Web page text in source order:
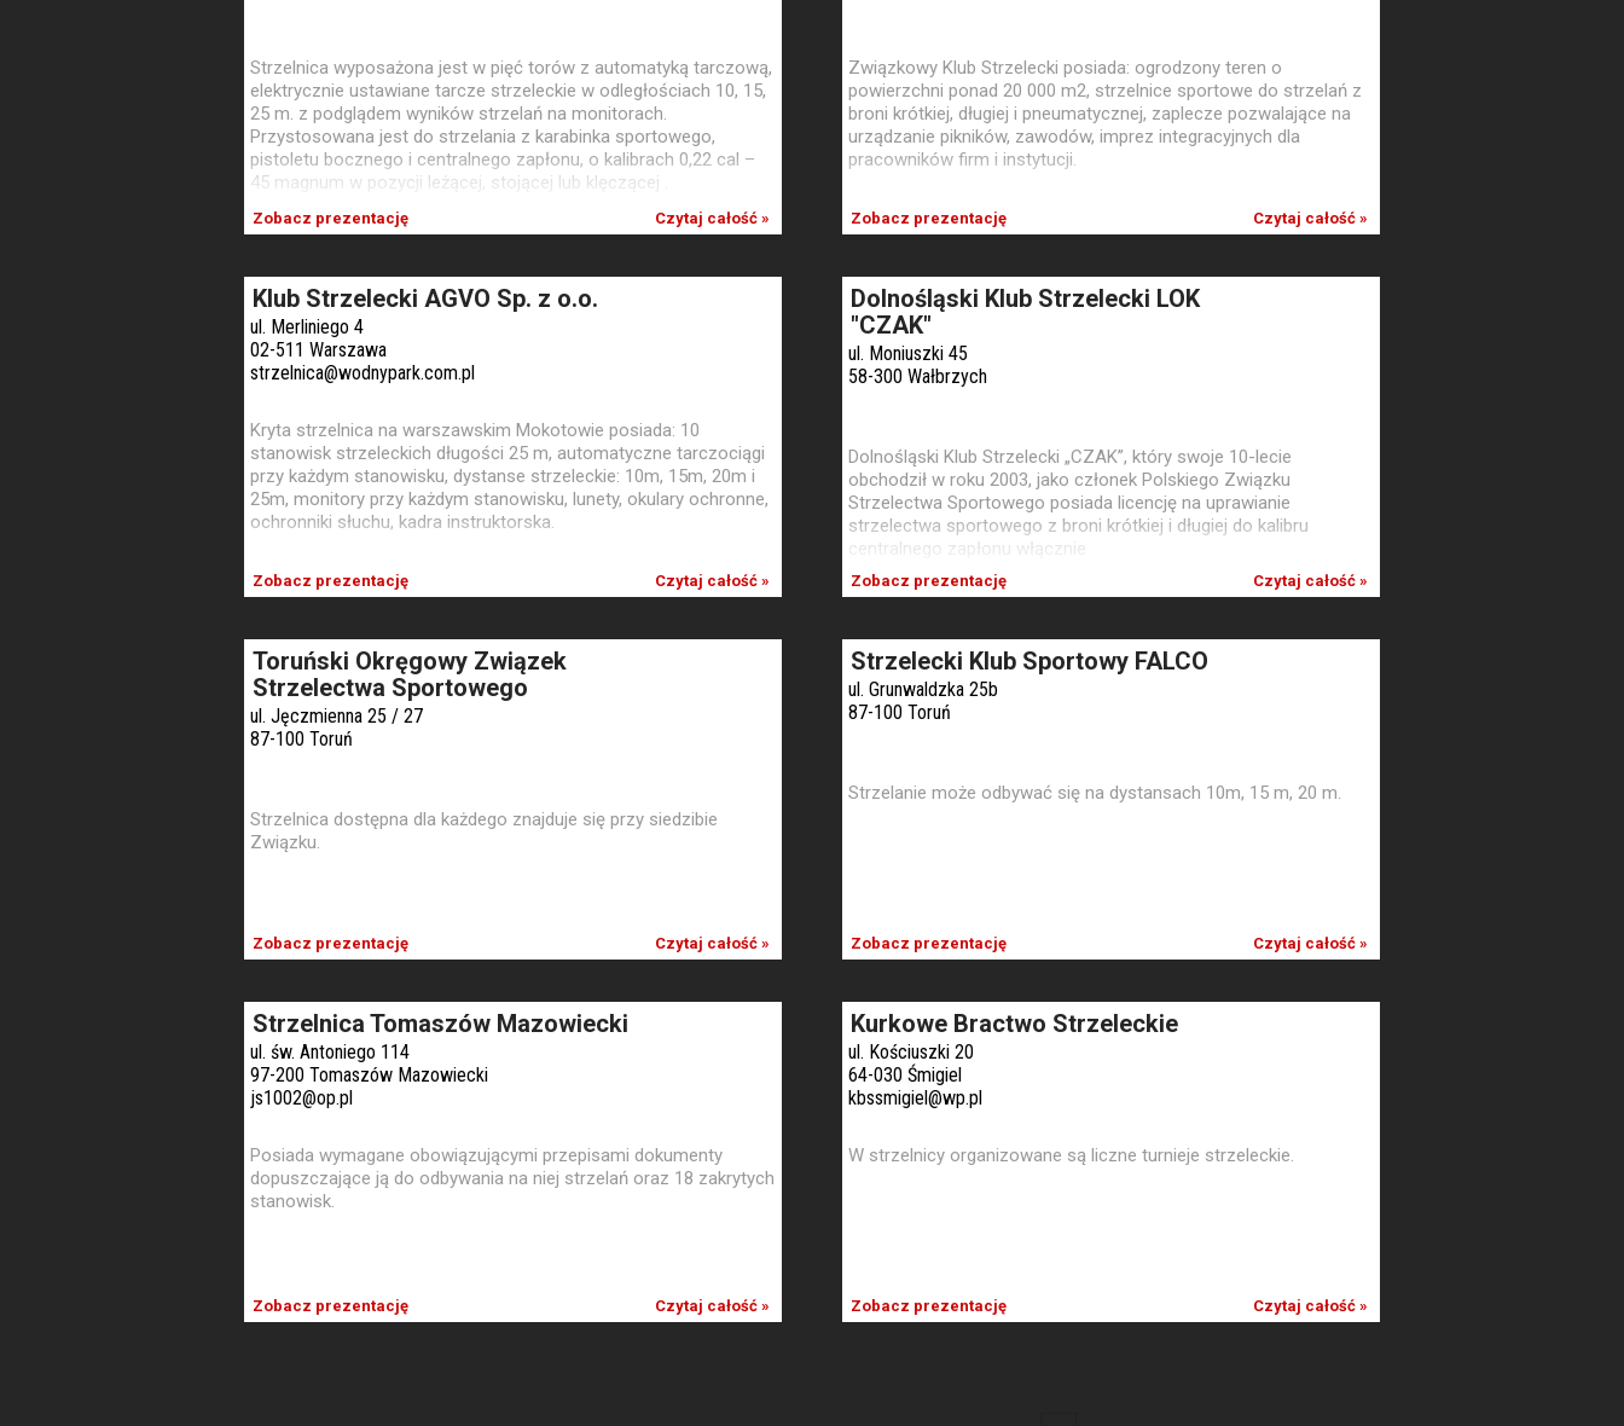
Zobacz prezentację
Strzelnica wyposażona jest w pięć torów z automatyką tarczową,
elektrycznie ustawiane tarcze strzeleckie w odległościach 10, 15,
25 m. z podglądem wyników strzelań na monitorach.
Przystosowana jest do strzelania z karabinka sportowego,
pistoletu bocznego i centralnego zapłonu, o kalibrach 0,22 cal –
45 magnum w pozycji leżącej, stojącej lub klęczącej .
Czytaj całość » Zobacz prezentację
Związkowy Klub Strzelecki posiada: ogrodzony teren o
powierzchni ponad 20 000 m2, strzelnice sportowe do strzelań z
broni krótkiej, długiej i pneumatycznej, zaplecze pozwalające na
urządzanie pikników, zawodów, imprez integracyjnych dla
pracowników firm i instytucji.
Czytaj całość »
Klub Strzelecki AGVO Sp. z o.o.
ul. Merliniego 4
02-511 Warszawa
strzelnica@wodnypark.com.pl
Zobacz prezentację
Kryta strzelnica na warszawskim Mokotowie posiada: 10
stanowisk strzeleckich długości 25 m, automatyczne tarczociągi
przy każdym stanowisku, dystanse strzeleckie: 10m, 15m, 20m i
25m, monitory przy każdym stanowisku, lunety, okulary ochronne,
ochronniki słuchu, kadra instruktorska.
Czytaj całość »
Dolnośląski Klub Strzelecki LOK
"CZAK"
ul. Moniuszki 45
58-300 Wałbrzych
Zobacz prezentację
Dolnośląski Klub Strzelecki „CZAK”, który swoje 10-lecie
obchodził w roku 2003, jako członek Polskiego Związku
Strzelectwa Sportowego posiada licencję na uprawianie
strzelectwa sportowego z broni krótkiej i długiej do kalibru
centralnego zapłonu włącznie
Czytaj całość »
Toruński Okręgowy Związek
Strzelectwa Sportowego
ul. Jęczmienna 25 / 27
87-100 Toruń
Zobacz prezentację
Strzelnica dostępna dla każdego znajduje się przy siedzibie
Związku.
Czytaj całość »
Strzelecki Klub Sportowy FALCO
ul. Grunwaldzka 25b
87-100 Toruń
Zobacz prezentację
Strzelanie może odbywać się na dystansach 10m, 15 m, 20 m.
Czytaj całość »
Strzelnica Tomaszów Mazowiecki
ul. św. Antoniego 114
97-200 Tomaszów Mazowiecki
js1002@op.pl
Zobacz prezentację
Posiada wymagane obowiązującymi przepisami dokumenty
dopuszczające ją do odbywania na niej strzelań oraz 18 zakrytych
stanowisk.
Czytaj całość »
Kurkowe Bractwo Strzeleckie
ul. Kościuszki 20
64-030 Śmigiel
kbssmigiel@wp.pl
Zobacz prezentację
W strzelnicy organizowane są liczne turnieje strzeleckie.
Czytaj całość »